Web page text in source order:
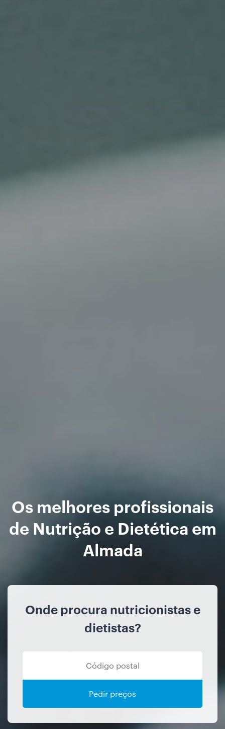
Os melhores profissionais
de Nutrição e Dietética em
Almada
Onde procura nutricionistas e
dietistas?
Pedir preços